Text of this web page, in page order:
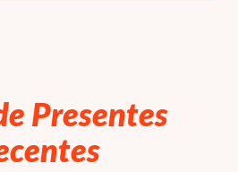
Presentes